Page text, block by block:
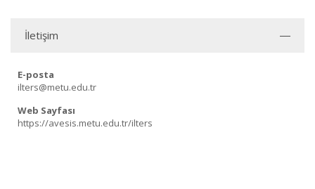
İletişim
E-posta
ilters@metu.edu.tr
Web Sayfası
https://avesis.metu.edu.tr/ilters